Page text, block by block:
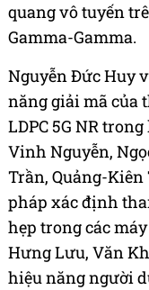
quang vô tuyến
Gamma-Gamma.
Nguyễn Đức Huy
năng giải mã của
LDPC 5G NR
Vinh Nguyễn,
Trần, Quảng-
pháp xác định
hẹp trong các
Hưng Lưu, Văn
hiệu năng người